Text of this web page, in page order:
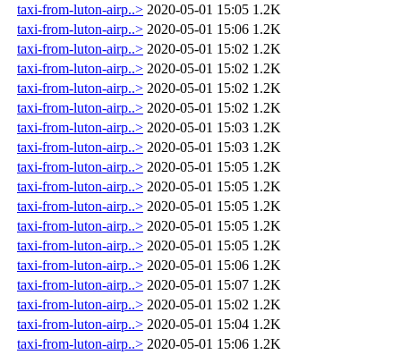
taxi-from-luton-airp..> 2020-05-01 15:05 1.2K
taxi-from-luton-airp..> 2020-05-01 15:06 1.2K
taxi-from-luton-airp..> 2020-05-01 15:02 1.2K
taxi-from-luton-airp..> 2020-05-01 15:02 1.2K
taxi-from-luton-airp..> 2020-05-01 15:02 1.2K
taxi-from-luton-airp..> 2020-05-01 15:02 1.2K
taxi-from-luton-airp..> 2020-05-01 15:03 1.2K
taxi-from-luton-airp..> 2020-05-01 15:03 1.2K
taxi-from-luton-airp..> 2020-05-01 15:05 1.2K
taxi-from-luton-airp..> 2020-05-01 15:05 1.2K
taxi-from-luton-airp..> 2020-05-01 15:05 1.2K
taxi-from-luton-airp..> 2020-05-01 15:05 1.2K
taxi-from-luton-airp..> 2020-05-01 15:05 1.2K
taxi-from-luton-airp..> 2020-05-01 15:06 1.2K
taxi-from-luton-airp..> 2020-05-01 15:07 1.2K
taxi-from-luton-airp..> 2020-05-01 15:02 1.2K
taxi-from-luton-airp..> 2020-05-01 15:04 1.2K
taxi-from-luton-airp..> 2020-05-01 15:06 1.2K